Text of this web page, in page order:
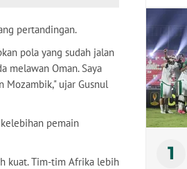
pertandingan.
pola yang sudah jalan
melawan Oman. Saya
Mozambik," ujar Gusnul
pemain
kuat. Tim-tim Afrika lebih
1